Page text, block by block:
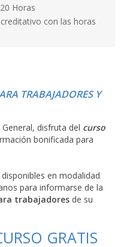
Horas
con las horas
TRABAJADORES Y
disfruta del curso
bonificada para
en modalidad
para informarse de la
trabajadores de su
GRATIS